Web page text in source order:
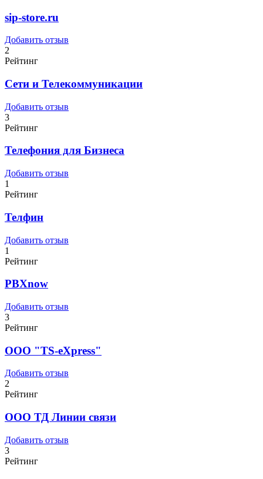
sip-store.ru
Добавить отзыв
2
Рейтинг
Сети и Телекоммуникации
Добавить отзыв
3
Рейтинг
Телефония для Бизнеса
Добавить отзыв
1
Рейтинг
Телфин
Добавить отзыв
1
Рейтинг
PBXnow
Добавить отзыв
3
Рейтинг
ООО "TS-eXpress"
Добавить отзыв
2
Рейтинг
ООО ТД Линии связи
Добавить отзыв
3
Рейтинг